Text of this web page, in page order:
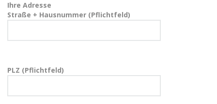
Ihre Adresse
Straße + Hausnummer (Pflichtfeld)
PLZ (Pflichtfeld)